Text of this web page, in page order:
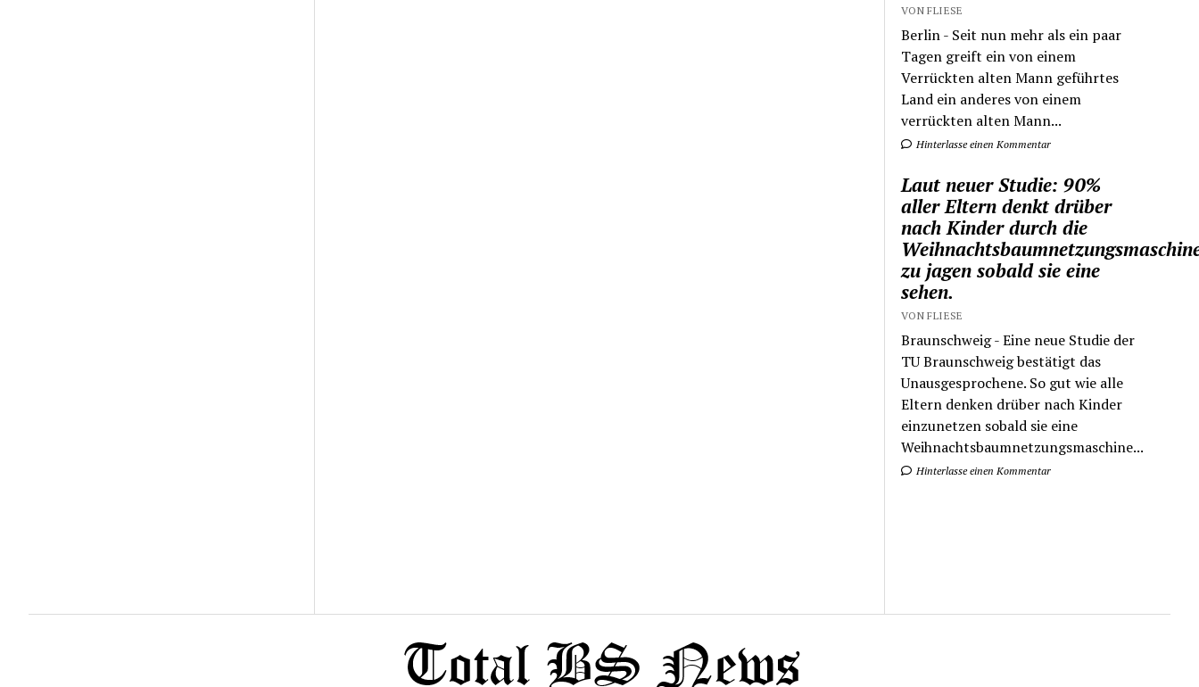
VON FLIESE
Berlin - Seit nun mehr als ein paar
Tagen greift ein von einem
Verrückten alten Mann geführtes
Land ein anderes von einem
verrückten alten Mann...
Hinterlasse einen Kommentar
Laut neuer Studie: 90%
aller Eltern denkt drüber
nach Kinder durch die
zu jagen sobald sie eine
sehen.
VON FLIESE
Braunschweig - Eine neue Studie der
TU Braunschweig bestätigt das
Unausgesprochene. So gut wie alle
Eltern denken drüber nach Kinder
einzunetzen sobald sie eine
Weihnachtsbaumnetzungsmaschine...
Hinterlasse einen Kommentar